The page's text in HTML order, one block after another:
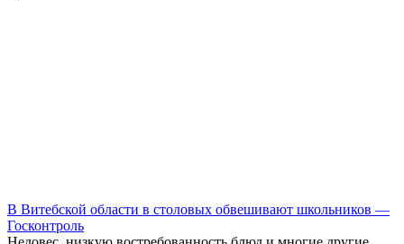
В Витебской области в столовых обвешивают школьников —
Госконтроль